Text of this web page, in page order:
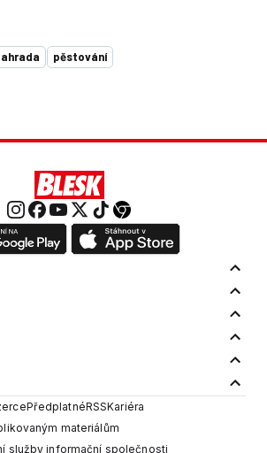
pěstování
PředplatnéRSSKariéra
materiálům
služby informační společnosti